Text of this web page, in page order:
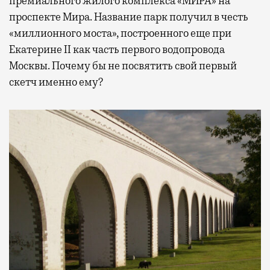
проспекте Мира. Название парк получил в честь
«миллионного моста», построенного еще при
Екатерине II как часть первого водопровода
Москвы. Почему бы не посвятить свой первый
скетч именно ему?